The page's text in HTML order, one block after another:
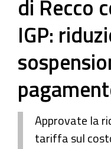
di Recco
IGP:
Approvate la
tariffa sul